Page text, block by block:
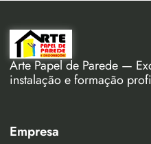
Arte Papel de Parede —
instalação e formação
Empresa